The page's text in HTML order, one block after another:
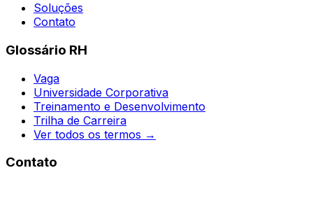
Soluções
Contato
Glossário RH
Vaga
Universidade Corporativa
Treinamento e Desenvolvimento
Trilha de Carreira
Ver todos os termos →
Contato